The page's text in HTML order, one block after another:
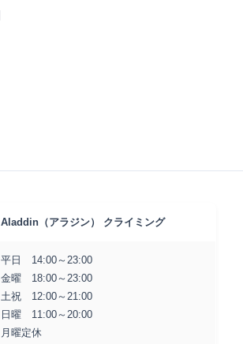
Aladdin（アラジン） クライミング
平日 14:00～23:00
金曜 18:00～23:00
土祝 12:00～21:00
日曜 11:00～20:00
月曜定休